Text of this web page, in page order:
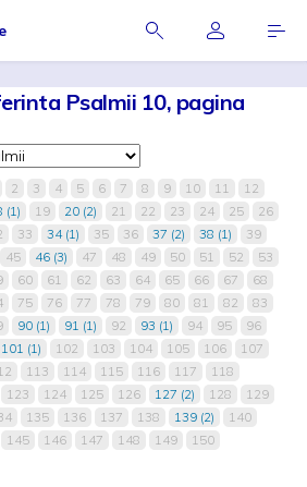
Psalmii 10, pagina
2 3 4 5 6 7 8 9 10 11
12
(1) 19 20 (2) 21 22 23 24 25
26
33 34 (1) 35 36 37 (2) 38 (1)
39
45 46 (3) 47 48 49 50 51 52
53
60 61 62 63 64 65 66 67
68
75 76 77 78 79 80 81 82
83
90 (1) 91 (1) 92 93 (1) 94 95
96
101 (1) 102 103 104 105 106
107
113 114 115 116 117
118
123 124 125 126 127 (2) 128
129
135 136 137 138 139 (2)
140
145 146 147 148 149 150